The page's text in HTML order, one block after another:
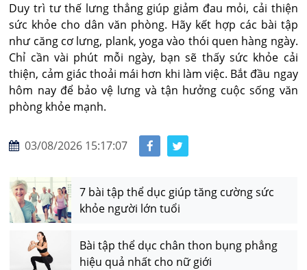
Duy trì tư thế lưng thẳng giúp giảm đau mỏi, cải thiện
sức khỏe cho dân văn phòng. Hãy kết hợp các bài tập
như căng cơ lưng, plank, yoga vào thói quen hàng ngày.
Chỉ cần vài phút mỗi ngày, bạn sẽ thấy sức khỏe cải
thiện, cảm giác thoải mái hơn khi làm việc. Bắt đầu ngay
hôm nay để bảo vệ lưng và tận hưởng cuộc sống văn
phòng khỏe mạnh.
03/08/2026 15:17:07
7 bài tập thể dục giúp tăng cường sức
khỏe người lớn tuổi
Bài tập thể dục chân thon bụng phẳng
hiệu quả nhất cho nữ giới